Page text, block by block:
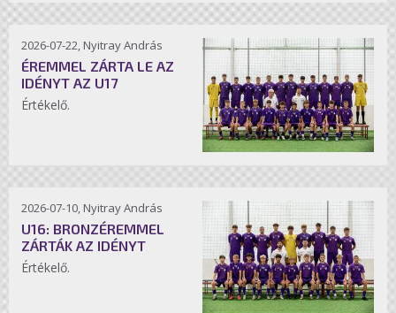
2026-07-22, Nyitray András
ÉREMMEL ZÁRTA LE AZ
IDÉNYT AZ U17
Értékelő.
2026-07-10, Nyitray András
U16: BRONZÉREMMEL
ZÁRTÁK AZ IDÉNYT
Értékelő.